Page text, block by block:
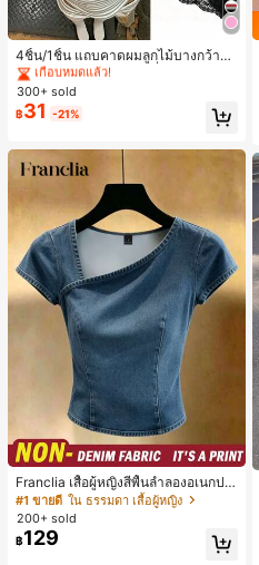
4ชิ้น/1ชิ้น แถบคาดผมลูกไม้บางกว้างยื
ดหยุ่นสำหรับผู้หญิง, แฟชั่นอเนกประสง
ค์พรีเมียมหรูหราสไตล์มินิมอล ผ้าพันคอ
เล็กๆ ห่วงผม อุปกรณ์เสริมผม, เหมาะสำ
หรับการออกไปข้างนอกประจำวัน, ลำล
อง, งานปาร์ตี้, การเดินทาง, การพักผ่อ
น, การมัดผม, การจัดทรงผม, การแต่งห
น้า, การจับคู่ชุด, อุปกรณ์เสริมประดับผ
ม
เกือบหมดแล้ว!
#1 ขายดี
เกือบหมดแล้ว!
#1 ขายดี
เกือบหมดแล้ว!
#1 ขายดี
เกือบหมดแล้ว!
300+ sold
฿31 -21%
Franclia เสื้อผู้หญิงสีพื้นลำลองอเนกปร
ะสงค์สำหรับใส่ประจำวัน
#1 ขายดี ใน ธรรมดา เสื้อผู้หญิง
200+ sold
฿129